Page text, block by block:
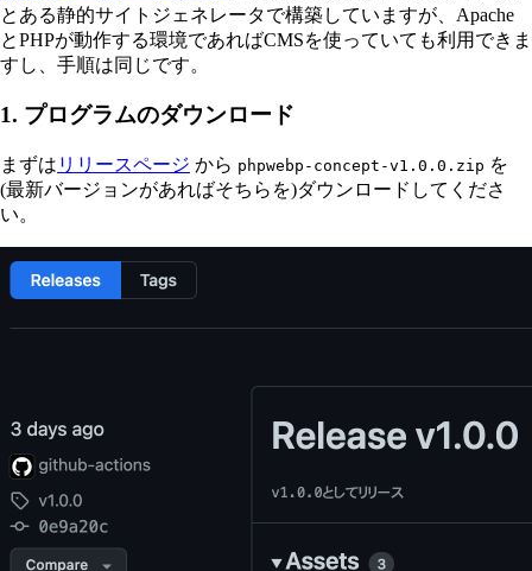
とある静的サイトジェネレータで構築していますが、Apache
とPHPが動作する環境であればCMSを使っていても利用できま
すし、手順は同じです。
1. プログラムのダウンロード
まずは リリースページ から phpwebp-concept-v1.0.0.zip を
(最新バージョンがあればそちらを)ダウンロードしてくださ
い。